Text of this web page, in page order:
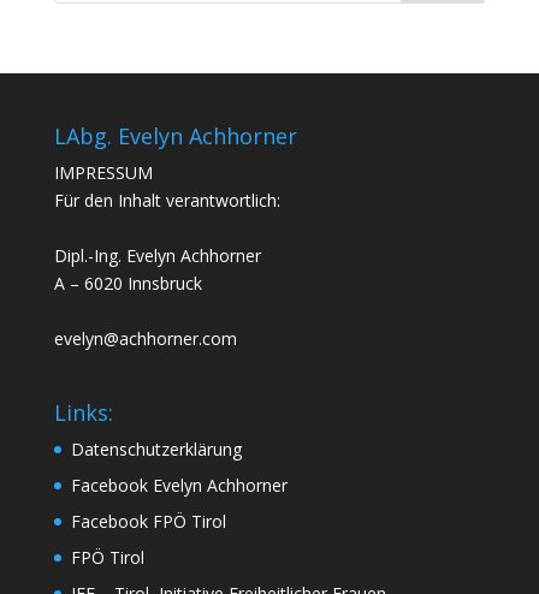
LAbg. Evelyn Achhorner
IMPRESSUM
Für den Inhalt verantwortlich:
Dipl.-Ing. Evelyn Achhorner
A – 6020 Innsbruck
evelyn@achhorner.com
Links:
Datenschutzerklärung
Facebook Evelyn Achhorner
Facebook FPÖ Tirol
FPÖ Tirol